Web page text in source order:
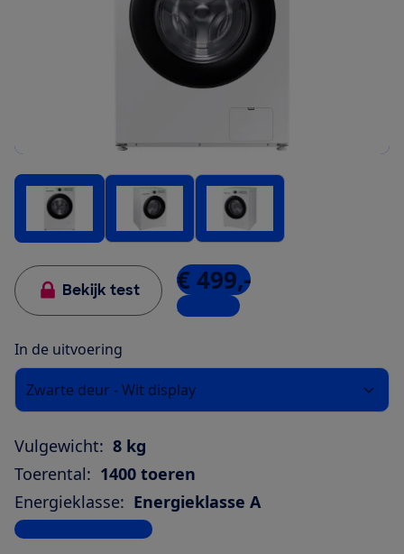
Bekijk test € 499,-
2 winkels
In de uitvoering
Zwarte deur - Wit display
Vulgewicht: 8 kg
Toerental: 1400 toeren
Energieklasse: Energieklasse A
Bekijk alle specificaties